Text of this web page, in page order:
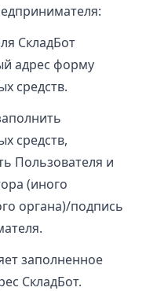
СкладБот
адрес форму
средств.
средств,
Пользователя и
(иного
органа)/подпись
заполненное
СкладБот.